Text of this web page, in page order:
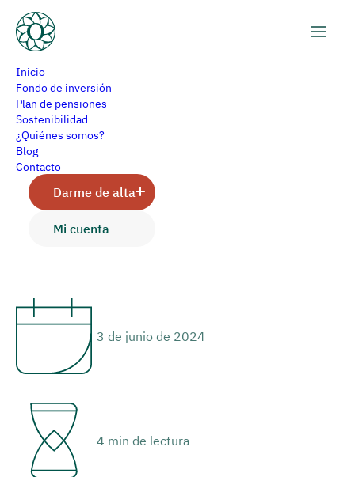
Inicio
Fondo de inversión
Plan de pensiones
Sostenibilidad
¿Quiénes somos?
Blog
Contacto
Darme de alta
Mi cuenta
El BCE bajará los tipos
este jueves, ¿y después?
3 de junio de 2024
4 min de lectura